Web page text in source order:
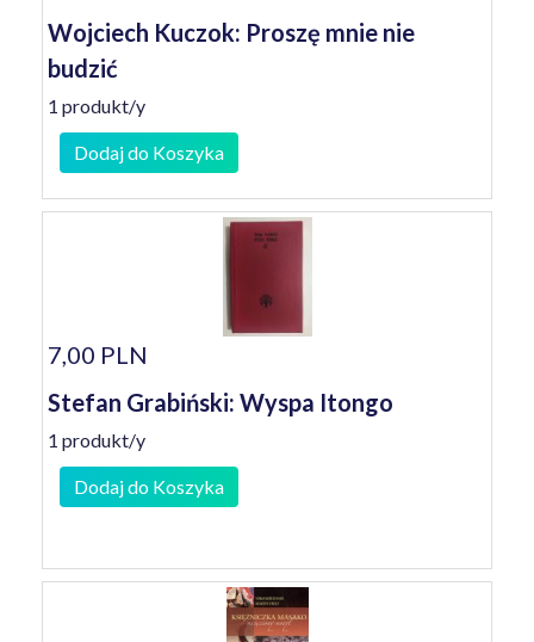
Wojciech Kuczok: Proszę mnie nie
budzić
1 produkt/y
Dodaj do Koszyka
7,00 PLN
Stefan Grabiński: Wyspa Itongo
1 produkt/y
Dodaj do Koszyka